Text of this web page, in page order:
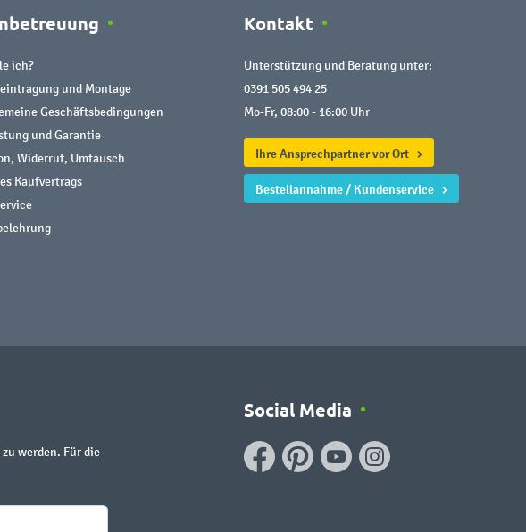
ich?
und Montage
Geschäftsbedingungen
und Garantie
Widerruf, Umtausch
Kaufvertrags
Kontakt
Unterstützung und Beratung unter:
0391 505 494 25
Mo-Fr, 08:00 - 16:00 Uhr
Ihre Ansprechpartner vor Ort
Bestellannahme / Kundenservice
werden. Für die
Social Media